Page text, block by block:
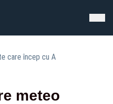
care încep cu A
meteo